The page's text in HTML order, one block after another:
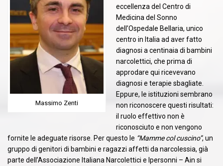
Massimo Zenti
eccellenza del Centro di
Medicina del Sonno
dell’Ospedale Bellaria, unico
centro in Italia ad aver fatto
diagnosi a centinaia di bambini
narcolettici, che prima di
approdare qui ricevevano
diagnosi e terapie sbagliate.
Eppure, le istituzioni sembrano
non riconoscere questi risultati:
il ruolo effettivo non è
riconosciuto e non vengono
fornite le adeguate risorse. Per questo le “Mamme col cuscino”, un
gruppo di genitori di bambini e ragazzi affetti da narcolessia, già
parte dell’Associazione Italiana Narcolettici e Ipersonni – Ain si